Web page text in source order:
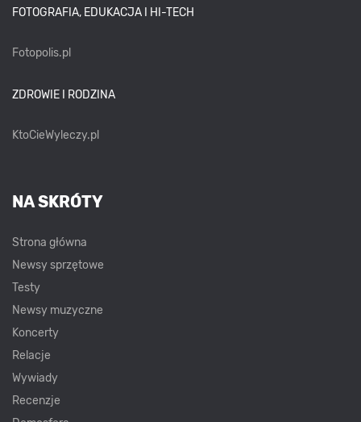
FOTOGRAFIA, EDUKACJA I HI-TECH
Fotopolis.pl
ZDROWIE I RODZINA
KtoCieWyleczy.pl
NA SKRÓTY
Strona główna
Newsy sprzętowe
Testy
Newsy muzyczne
Koncerty
Relacje
Wywiady
Recenzje